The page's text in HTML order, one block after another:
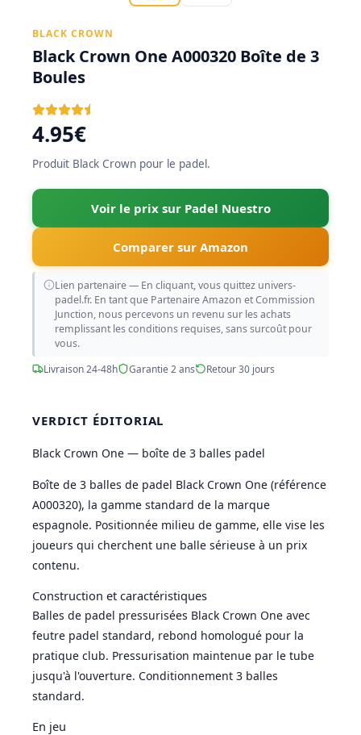
BLACK CROWN
Black Crown One A000320 Boîte de 3
Boules
4.95€
Produit Black Crown pour le padel.
Voir le prix sur Padel Nuestro
Comparer sur Amazon
Lien partenaire — En cliquant, vous quittez univers-
padel.fr. En tant que Partenaire Amazon et Commission
Junction, nous percevons un revenu sur les achats
remplissant les conditions requises, sans surcoût pour
vous.
Livraison 24-48h
Garantie 2 ans Retour 30 jours
VERDICT ÉDITORIAL
Black Crown One — boîte de 3 balles padel
Boîte de 3 balles de padel Black Crown One (référence
A000320), la gamme standard de la marque
espagnole. Positionnée milieu de gamme, elle vise les
joueurs qui cherchent une balle sérieuse à un prix
contenu.
Construction et caractéristiques
Balles de padel pressurisées Black Crown One avec
feutre padel standard, rebond homologué pour la
pratique club. Pressurisation maintenue par le tube
jusqu'à l'ouverture. Conditionnement 3 balles
standard.
En jeu